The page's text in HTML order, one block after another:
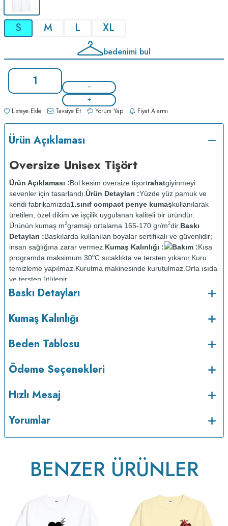
S M L XL
bedenimi bul
Listeye Ekle Tavsiye Et Yorum Yap Fiyat Alarmı
Ürün Açıklaması
Oversize Unisex Tişört
Ürün Açıklaması :Bol kesim oversize tişörtrahatgiyinmeyi
sevenler için tasarlandı. Ürün Detayları :Yüzde yüz pamuk ve
kendi fabrikamızda1.sınıf compact penye kumaşkullanılarak
üretilen, özel dikim ve işçilik uygulanan kaliteli bir üründür.
Ürünün kumaş m2gramajı ortalama 165-170 gr/m2dir. Baskı
Detayları :Baskılarda kullanılan boyalar sertifikalı ve güvenlidir;
insan sağlığına zarar vermez. Kumaş Kalınlığı : Bakım :Kısa
programda maksimum 30oC sıcaklıkta ve tersten yıkanır. Kuru
temizleme yapılmaz. Kurutma makinesinde kurutulmaz. Orta ısıda
ve tersten ütülenir.
v233.25
Baskı Detayları
Kumaş Kalınlığı
Beden Tablosu
Ödeme Seçenekleri
Hızlı Mesaj
Yorumlar
BENZER ÜRÜNLER